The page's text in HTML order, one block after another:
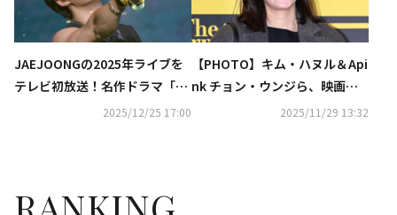
JAEJOONGの2025年ライブを
テレビ初放送！名作ドラマ「ロ
マンス」も…1月の衛星劇場に
2025/12/25 17:00
【PHOTO】キム・ハヌル＆Api
nk チョン・ウンジら、映画
「情報員」VIP試写会に出席
2025/11/29 13:32